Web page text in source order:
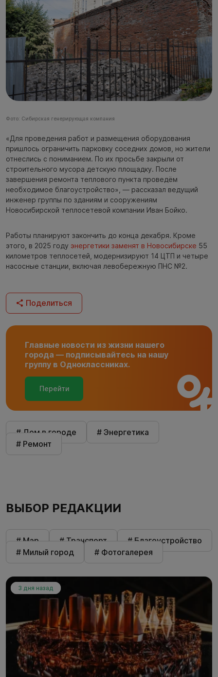
Фото: Сибирская генерирующая компания
«Для проведения работ и размещения оборудования
пришлось ограничить парковку соседних домов, но жители
отнеслись с пониманием. По их просьбе закрыли от
строительного мусора детскую площадку. После
завершения ремонта теплового пункта проведём
необходимое благоустройство», — рассказал ведущий
инженер группы по зданиям и сооружениям
Новосибирской теплосетевой компании Иван Бойко.
Работы планируют закончить до конца декабря. Кроме
этого, в 2025 году энергетики заменят в Новосибирске 55
километров теплосетей, модернизируют 14 ЦТП и четыре
насосные станции, включая левобережную ПНС №2.
Поделиться
Главные новости из жизни нашего
города — подписывайтесь на нашу
группу в Одноклассниках.
Перейти
# Дом в городе
# Энергетика
# Ремонт
ВЫБОР РЕДАКЦИИ
# Мэр # Транспорт
# Благоустройство
# Милый город
# Фотогалерея
3 дня назад